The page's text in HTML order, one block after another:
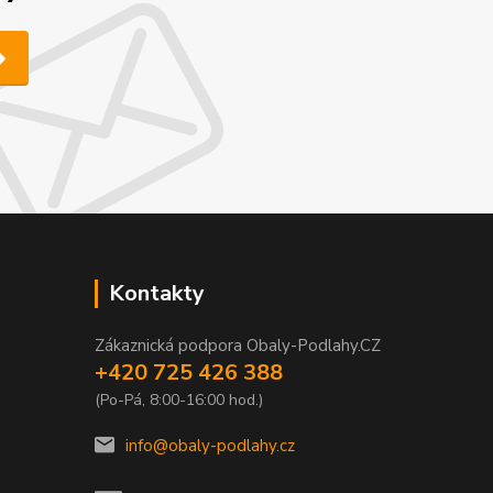
Kontakty
Zákaznická podpora Obaly-Podlahy.CZ
+420 725 426 388
(Po-Pá, 8:00-16:00 hod.)
info@obaly-podlahy.cz